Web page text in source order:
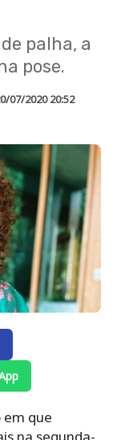
palha, a
pose.
07/2020 20:52
que